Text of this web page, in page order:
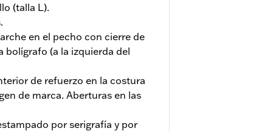
(talla L).
en el pecho con cierre de
(a la izquierda del
de refuerzo en la costura
de marca. Aberturas en las
por serigrafía y por